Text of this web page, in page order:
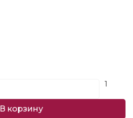
1
В корзину